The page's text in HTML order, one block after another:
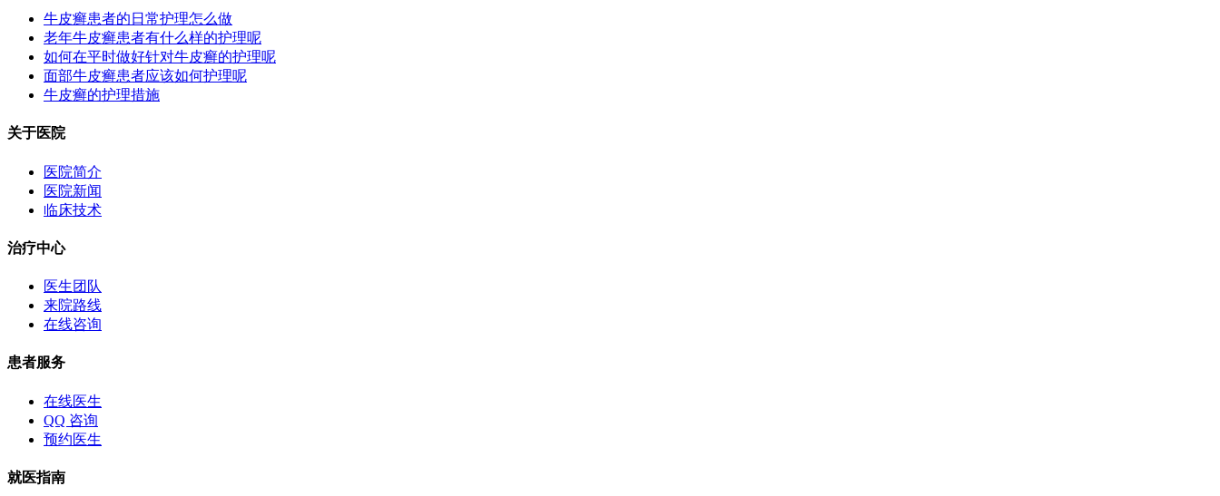
牛皮癣患者的日常护理怎么做
老年牛皮癣患者有什么样的护理呢
如何在平时做好针对牛皮癣的护理呢
面部牛皮癣患者应该如何护理呢
牛皮癣的护理措施
关于医院
医院简介
医院新闻
临床技术
治疗中心
医生团队
来院路线
在线咨询
患者服务
在线医生
QQ 咨询
预约医生
就医指南